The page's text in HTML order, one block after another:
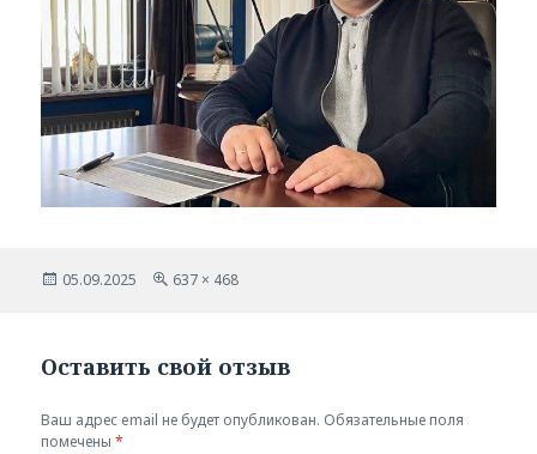
Опубликовано
05.09.2025
Полный
637 × 468
Оставить свой отзыв
Ваш адрес email не будет опубликован. Обязательные поля
помечены*